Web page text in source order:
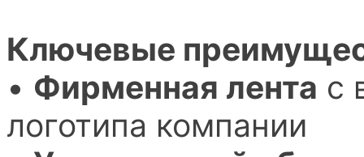
Ключевые
• Фирменная лента с
логотипа компании